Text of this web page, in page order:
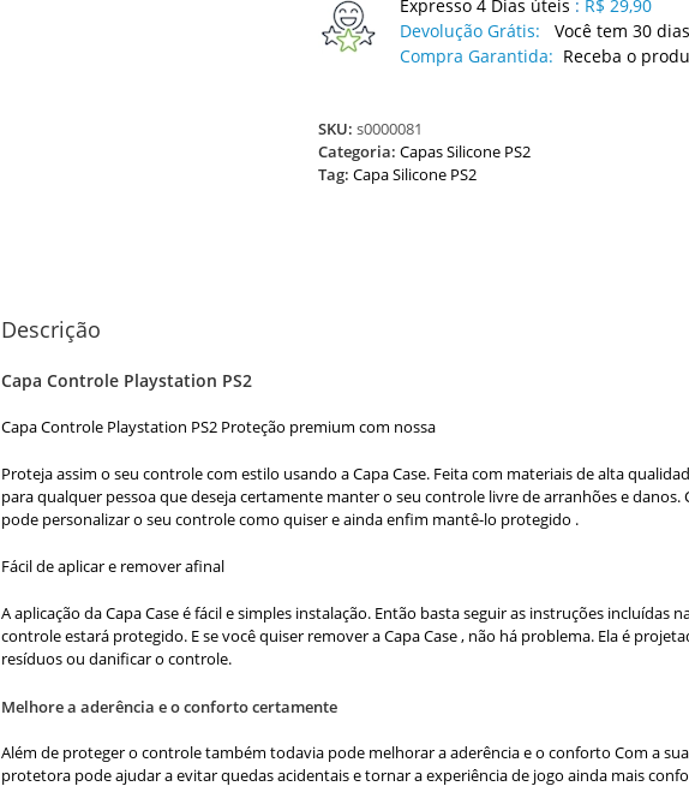
Expresso 4 Dias úteis : R$ 29,90
Devolução Grátis:
Você tem 30
Compra Garantida: Receba o
SKU: s0000081
Categoria: Capas Silicone PS2
Tag: Capa Silicone PS2
Descrição
Capa Controle Playstation PS2
Capa Controle Playstation PS2 Proteção premium com nossa
Proteja assim o seu controle com estilo usando a Capa Case. Feita com materiais de alta
para qualquer pessoa que deseja certamente manter o seu controle livre de arranhões e
pode personalizar o seu controle como quiser e ainda enfim mantê-lo protegido .
Fácil de aplicar e remover afinal
A aplicação da Capa Case é fácil e simples instalação. Então basta seguir as instruções incluídas
controle estará protegido. E se você quiser remover a Capa Case , não há problema. Ela é
resíduos ou danificar o controle.
Melhore a aderência e o conforto certamente
Além de proteger o controle também todavia pode melhorar a aderência e o conforto Com a
protetora pode ajudar a evitar quedas acidentais e tornar a experiência de jogo ainda mais